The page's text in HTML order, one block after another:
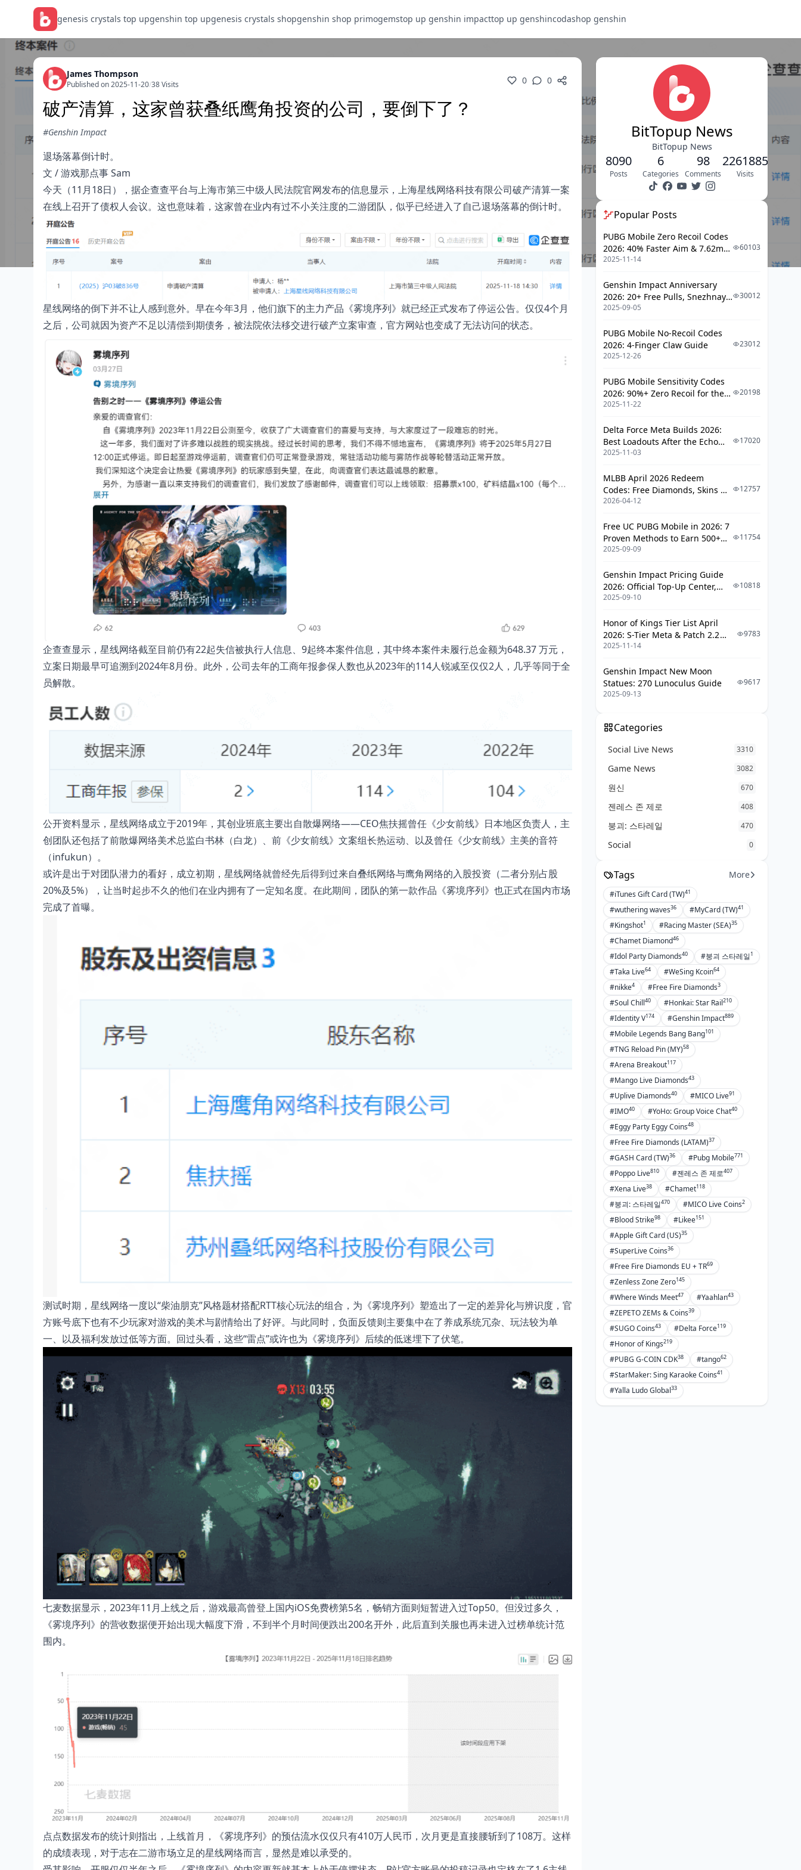
genesis crystals top upgenshin top upgenesis crystals shopgenshin shop primogemstop up genshin impacttop up genshincodashop genshin
James Thompson
Published on 2025-11-20/38 Visits 0 0
破产清算，这家曾获叠纸鹰角投资的公司，要倒下了？
#Genshin Impact
退场落幕倒计时。
文 / 游戏那点事 Sam
今天（11月18日），据企查查平台与上海市第三中级人民法院官网发布的信息显示，上海星线网络科技有限公司破产清算一案
在线上召开了债权人会议。这也意味着，这家曾在业内有过不小关注度的二游团队，似乎已经进入了自己退场落幕的倒计时。
星线网络的倒下并不让人感到意外。早在今年3月，他们旗下的主力产品《雾境序列》就已经正式发布了停运公告。仅仅4个月
之后，公司就因为资产不足以清偿到期债务，被法院依法移交进行破产立案审查，官方网站也变成了无法访问的状态。
企查查显示，星线网络截至目前仍有22起失信被执行人信息、9起终本案件信息，其中终本案件未履行总金额为648.37 万元，
立案日期最早可追溯到2024年8月份。此外，公司去年的工商年报参保人数也从2023年的114人锐减至仅仅2人，几乎等同于全
员解散。
公开资料显示，星线网络成立于2019年，其创业班底主要出自散爆网络——CEO焦扶摇曾任《少女前线》日本地区负责人，主
创团队还包括了前散爆网络美术总监白书林（白龙）、前《少女前线》文案组长热运动、以及曾任《少女前线》主美的音符
（infukun）。
或许是出于对团队潜力的看好，成立初期，星线网络就曾经先后得到过来自叠纸网络与鹰角网络的入股投资（二者分别占股
20%及5%），让当时起步不久的他们在业内拥有了一定知名度。在此期间，团队的第一款作品《雾境序列》也正式在国内市场
完成了首曝。
测试时期，星线网络一度以“柴油朋克”风格题材搭配RTT核心玩法的组合，为《雾境序列》塑造出了一定的差异化与辨识度，官
方账号底下也有不少玩家对游戏的美术与剧情给出了好评。与此同时，负面反馈则主要集中在了养成系统冗杂、玩法较为单
一、以及福利发放过低等方面。回过头看，这些“雷点”或许也为《雾境序列》后续的低迷埋下了伏笔。
七麦数据显示，2023年11月上线之后，游戏最高曾登上国内iOS免费榜第5名，畅销方面则短暂进入过Top50。但没过多久，
《雾境序列》的营收数据便开始出现大幅度下滑，不到半个月时间便跌出200名开外，此后直到关服也再未进入过榜单统计范
围内。
点点数据发布的统计则指出，上线首月，《雾境序列》的预估流水仅仅只有410万人民币，次月更是直接腰斩到了108万。这样
的成绩表现，对于志在二游市场立足的星线网络而言，显然是难以承受的。
BitTopup News
BitTopup News
8090
Posts
6
Categories
98
Comments
2261885
Visits
Popular Posts
PUBG Mobile Zero Recoil Codes
2026: 40% Faster Aim & 7.62mm
Weapon Adjustments
2025-11-14
60103
Genshin Impact Anniversary
2026: 20+ Free Pulls, Snezhnaya
Roadmap & Complete Guide
2025-09-05
30012
PUBG Mobile No-Recoil Codes
2026: 4-Finger Claw Guide
2025-12-26
23012
PUBG Mobile Sensitivity Codes
2026: 90%+ Zero Recoil for the
V4.4 M416 & AUG Meta
2025-11-22
20198
Delta Force Meta Builds 2026:
Best Loadouts After the Echo
Season Update
2025-11-03
17020
MLBB April 2026 Redeem
Codes: Free Diamonds, Skins &
Starlight Rewards
2026-04-12
12757
Free UC PUBG Mobile in 2026: 7
Proven Methods to Earn 500+
UC (V4.3 & RPA18 Updates)
2025-09-09
11754
Genshin Impact Pricing Guide
2026: Official Top-Up Center,
Platform Differences, and
2025-09-10
10818
Honor of Kings Tier List April
2026: S-Tier Meta & Patch 2.2
Changes
2025-11-14
9783
Genshin Impact New Moon
Statues: 270 Lunoculus Guide
2025-09-13
9617
Categories
Social Live News 3310
Game News 3082
원신 670
젠레스 존 제로 408
붕괴: 스타레일 470
Social 0
Tags More
#iTunes Gift Card (TW)41
#wuthering waves36 #MyCard (TW)41
#Kingshot1 #Racing Master (SEA)35
#Chamet Diamond46
#Idol Party Diamonds40 #붕괴 스타레일1
#Taka Live64 #WeSing Kcoin64
#nikke4 #Free Fire Diamonds3
#Soul Chill40 #Honkai: Star Rail210
#Identity V174 #Genshin Impact889
#Mobile Legends Bang Bang101
#TNG Reload Pin (MY)58
#Arena Breakout117
#Mango Live Diamonds43
#Uplive Diamonds40 #MICO Live91
#IMO40 #YoHo: Group Voice Chat40
#Eggy Party Eggy Coins48
#Free Fire Diamonds (LATAM)37
#GASH Card (TW)36 #Pubg Mobile771
#Poppo Live810 #젠레스 존 제로407
#Xena Live38 #Chamet118
#붕괴: 스타레일470 #MICO Live Coins2
#Blood Strike98 #Likee151
#Apple Gift Card (US)35
#SuperLive Coins36
#Free Fire Diamonds EU + TR69
#Zenless Zone Zero145
#Where Winds Meet47 #Yaahlan43
#ZEPETO ZEMs & Coins39
#SUGO Coins43 #Delta Force119
#Honor of Kings219
#PUBG G-COIN CDK38 #tango62
#StarMaker: Sing Karaoke Coins41
#Yalla Ludo Global33